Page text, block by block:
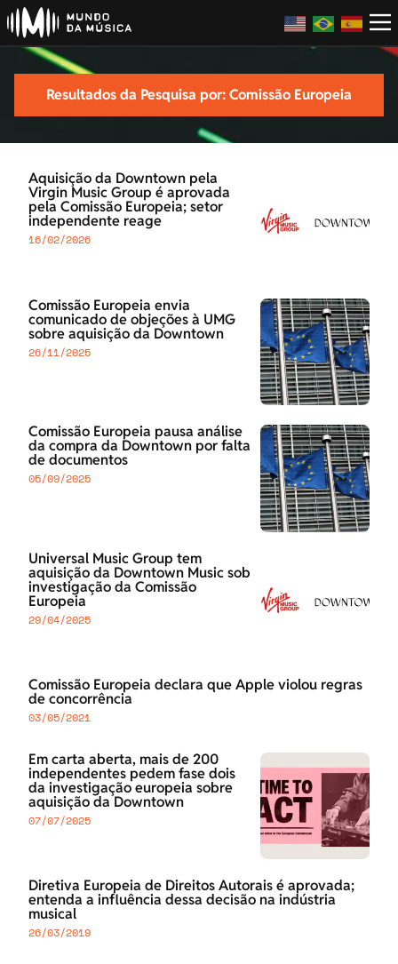
Resultados da Pesquisa por: Comissão Europeia
Aquisição da Downtown pela
Virgin Music Group é aprovada
pela Comissão Europeia; setor
independente reage
16/02/2026
Comissão Europeia envia
comunicado de objeções à UMG
sobre aquisição da Downtown
26/11/2025
Comissão Europeia pausa análise
da compra da Downtown por falta
de documentos
05/09/2025
Universal Music Group tem
aquisição da Downtown Music sob
investigação da Comissão
Europeia
29/04/2025
Comissão Europeia declara que Apple violou regras
de concorrência
03/05/2021
Em carta aberta, mais de 200
independentes pedem fase dois
da investigação europeia sobre
aquisição da Downtown
07/07/2025
Diretiva Europeia de Direitos Autorais é aprovada;
entenda a influência dessa decisão na indústria
musical
26/03/2019